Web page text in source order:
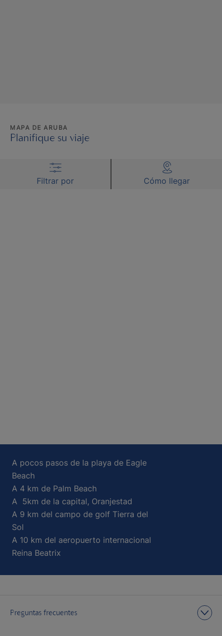
MAPA DE ARUBA
Planifique su viaje
Filtrar por Cómo llegar
A pocos pasos de la playa de Eagle
Beach
A 4 km de Palm Beach
A 5km de la capital, Oranjestad
A 9 km del campo de golf Tierra del
Sol
A 10 km del aeropuerto internacional
Reina Beatrix
Preguntas frecuentes